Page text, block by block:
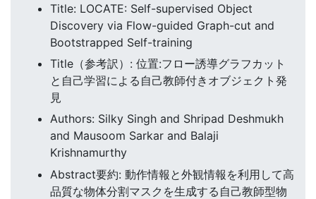
Title: LOCATE: Self-supervised Object
Discovery via Flow-guided Graph-cut and
Bootstrapped Self-training
Title（参考訳）: 位置:フロー誘導グラフカット
と自己学習による自己教師付きオブジェクト発
見
Authors: Silky Singh and Shripad Deshmukh
and Mausoom Sarkar and Balaji
Krishnamurthy
Abstract要約: 動作情報と外観情報を利用して高
品質な物体分割マスクを生成する自己教師型物